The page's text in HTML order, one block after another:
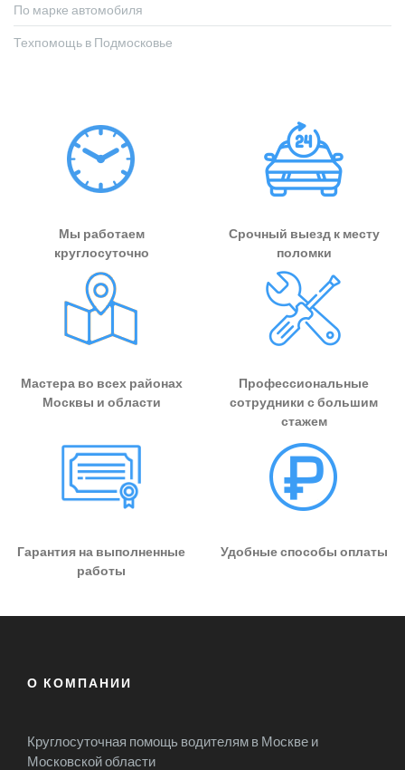
По марке автомобиля
Техпомощь в Подмосковье
Мы работаем
круглосуточно
Срочный выезд к месту
поломки
Мастера во всех районах
Москвы и области
Профессиональные
сотрудники с большим
стажем
Гарантия на выполненные
работы
Удобные способы оплаты
О КОМПАНИИ
Круглосуточная помощь водителям в Москве и
Московской области